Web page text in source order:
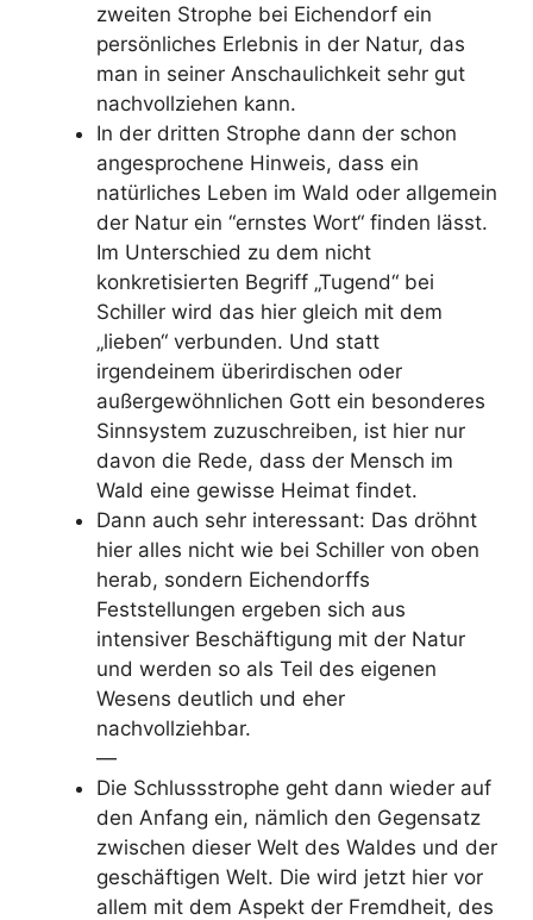
zweiten Strophe bei Eichendorf ein
persönliches Erlebnis in der Natur, das
man in seiner Anschaulichkeit sehr gut
nachvollziehen kann.
In der dritten Strophe dann der schon
angesprochene Hinweis, dass ein
natürliches Leben im Wald oder allgemein
der Natur ein “ernstes Wort“ finden lässt.
Im Unterschied zu dem nicht
konkretisierten Begriff „Tugend“ bei
Schiller wird das hier gleich mit dem
„lieben“ verbunden. Und statt
irgendeinem überirdischen oder
außergewöhnlichen Gott ein besonderes
Sinnsystem zuzuschreiben, ist hier nur
davon die Rede, dass der Mensch im
Wald eine gewisse Heimat findet.
Dann auch sehr interessant: Das dröhnt
hier alles nicht wie bei Schiller von oben
herab, sondern Eichendorffs
Feststellungen ergeben sich aus
intensiver Beschäftigung mit der Natur
und werden so als Teil des eigenen
Wesens deutlich und eher
nachvollziehbar.
—
Die Schlussstrophe geht dann wieder auf
den Anfang ein, nämlich den Gegensatz
zwischen dieser Welt des Waldes und der
geschäftigen Welt. Die wird jetzt hier vor
allem mit dem Aspekt der Fremdheit, des